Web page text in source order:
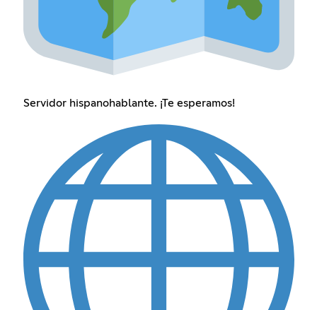
Servidor hispanohablante. ¡Te esperamos!